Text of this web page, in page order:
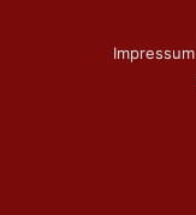
Impressum